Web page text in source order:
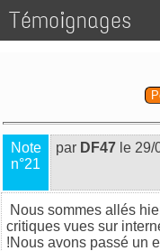
Témoignages
Note
n°21
par DF47 le
Nous sommes allés
critiques vues sur
!Nous avons passé un